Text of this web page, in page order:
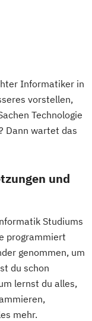
Energien
Informatiker in
vorstellen,
Technologie
Dann wartet das
und
Studiums
programmiert
genommen, um
du schon
lernst du alles,
mehr.